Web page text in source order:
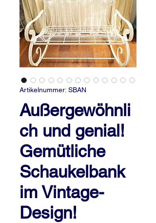
Artikelnummer: SBAN
Außergewöhnli
ch und genial!
Gemütliche
Schaukelbank
im Vintage-
Design!